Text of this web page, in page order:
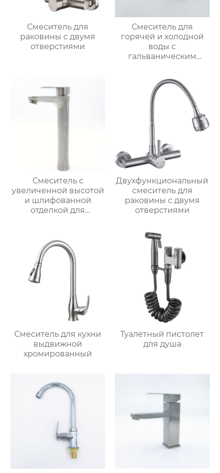
Смеситель для
раковины с двумя
отверстиями
Смеситель для
горячей и холодной
воды с
гальваническим
Смеситель с
увеличенной высотой
и шлифованной
отделкой для
Двухфункциональный
смеситель для
раковины с двумя
отверстиями
Смеситель для кухни
выдвижной
хромированный
Туалетный пистолет
для душа